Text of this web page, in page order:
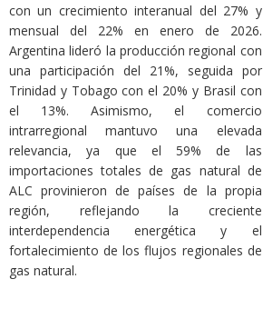
con un crecimiento interanual del 27% y
mensual del 22% en enero de 2026.
Argentina lideró la producción regional con
una participación del 21%, seguida por
Trinidad y Tobago con el 20% y Brasil con
el 13%. Asimismo, el comercio
intrarregional mantuvo una elevada
relevancia, ya que el 59% de las
importaciones totales de gas natural de
ALC provinieron de países de la propia
región, reflejando la creciente
interdependencia energética y el
fortalecimiento de los flujos regionales de
gas natural.